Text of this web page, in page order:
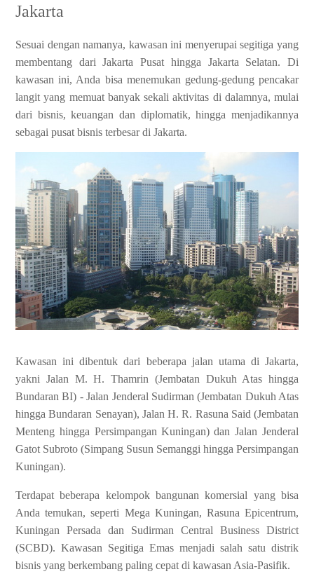
Jakarta
Sesuai dengan namanya, kawasan ini menyerupai segitiga yang
membentang dari Jakarta Pusat hingga Jakarta Selatan. Di
kawasan ini, Anda bisa menemukan gedung-gedung pencakar
langit yang memuat banyak sekali aktivitas di dalamnya, mulai
dari bisnis, keuangan dan diplomatik, hingga menjadikannya
sebagai pusat bisnis terbesar di Jakarta.
Kawasan ini dibentuk dari beberapa jalan utama di Jakarta,
yakni Jalan M. H. Thamrin (Jembatan Dukuh Atas hingga
Bundaran BI) - Jalan Jenderal Sudirman (Jembatan Dukuh Atas
hingga Bundaran Senayan), Jalan H. R. Rasuna Said (Jembatan
Menteng hingga Persimpangan Kuningan) dan Jalan Jenderal
Gatot Subroto (Simpang Susun Semanggi hingga Persimpangan
Kuningan).
Terdapat beberapa kelompok bangunan komersial yang bisa
Anda temukan, seperti Mega Kuningan, Rasuna Epicentrum,
Kuningan Persada dan Sudirman Central Business District
(SCBD). Kawasan Segitiga Emas menjadi salah satu distrik
bisnis yang berkembang paling cepat di kawasan Asia-Pasifik.